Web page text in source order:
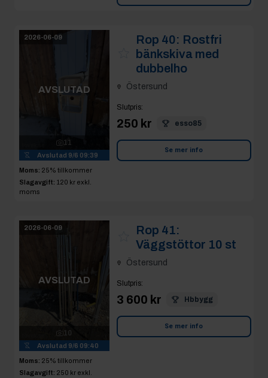
2026-06-09
AVSLUTAD
11
Avslutad 9/6 09:39
Moms: 25% tillkommer
Slagavgift: 120 kr exkl.
moms
Rop 40: Rostfri
bänkskiva med
dubbelho
Östersund
Slutpris:
250 kr esso85
Se mer info
2026-06-09
AVSLUTAD
10
Avslutad 9/6 09:40
Moms: 25% tillkommer
Slagavgift: 250 kr exkl.
Rop 41:
Väggstöttor 10 st
Östersund
Slutpris:
3 600 kr Hbbygg
Se mer info